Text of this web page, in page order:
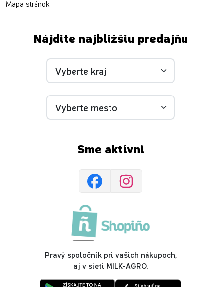
Mapa stránok
Nájdite najbližšiu predajňu
Sme aktívni
Pravý spoločník pri vašich nákupoch,
aj v sieti MILK-AGRO.